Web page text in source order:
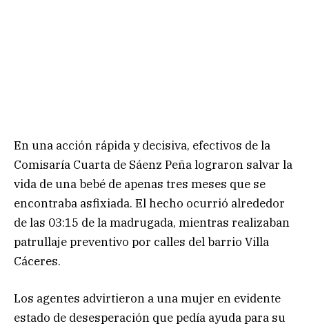
En una acción rápida y decisiva, efectivos de la
Comisaría Cuarta de Sáenz Peña lograron salvar la
vida de una bebé de apenas tres meses que se
encontraba asfixiada. El hecho ocurrió alrededor
de las 03:15 de la madrugada, mientras realizaban
patrullaje preventivo por calles del barrio Villa
Cáceres.
Los agentes advirtieron a una mujer en evidente
estado de desesperación que pedía ayuda para su